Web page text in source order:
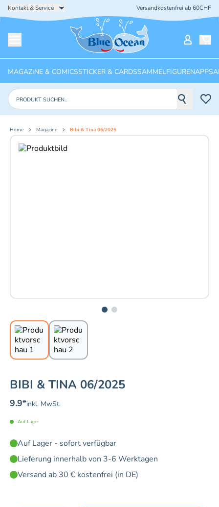
Kontakt & Service Versandkostenfrei ab 60CHF
Startseite
MAGAZINE & COMICSSTICKER & CARDSSAMMELFIGURENAPPS
Produkte suchen
Home Magazine Bibi & Tina 06/2025
Aktuelles Bild: 1 von 2
BIBI & TINA 06/2025
9.9*inkl. MwSt.
Auf Lager
Auf Lager - sofort verfügbar
Lieferung innerhalb von 3-6 Werktagen
Versand ab 30 € kostenfrei (in DE)